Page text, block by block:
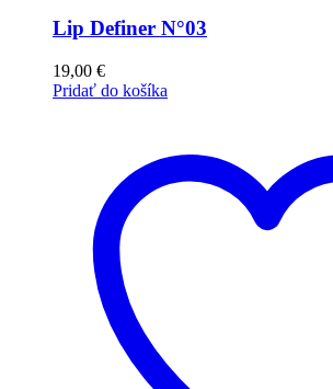
Lip Definer N°03
19,00 €
Pridať do košíka